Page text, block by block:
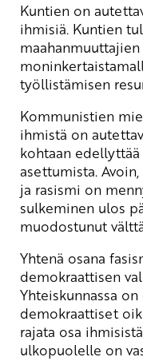
Kuntien on
ihmisiä. Kuntien
työllistämisen
Kommunistien
ihmistä on
kohtaan
asettumista.
ja rasismi on
sulkeminen ulos
muodostunut
Yhtenä osana
demokraattisen
Yhteiskunnassa
demokraattiset
rajata osa
ulkopuolelle on